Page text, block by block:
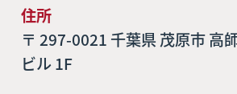
住所
〒 297-0021 千葉県 茂原市 高
ビル 1F